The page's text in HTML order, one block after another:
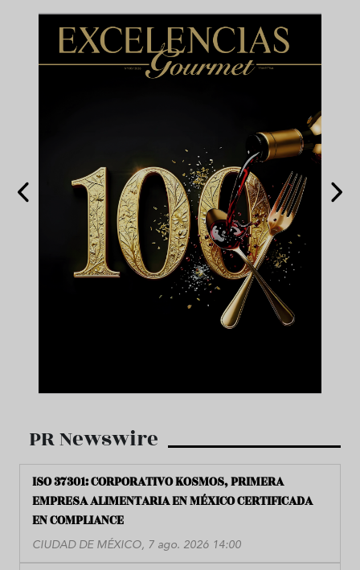
PR Newswire
ISO 37301: CORPORATIVO KOSMOS, PRIMERA
EMPRESA ALIMENTARIA EN MÉXICO CERTIFICADA
EN COMPLIANCE
CIUDAD DE MÉXICO, 7 ago. 2026 14:00